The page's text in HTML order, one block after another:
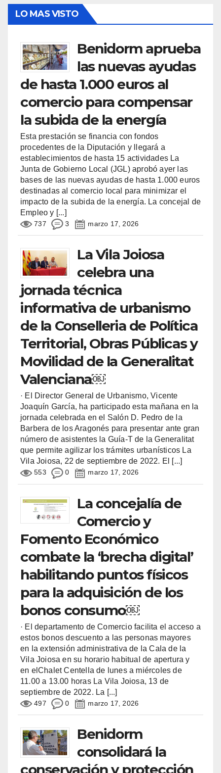
LO MAS VISTO
Benidorm aprueba
las nuevas ayudas
de hasta 1.000 euros al
comercio para compensar
la subida de la energía
Esta prestación se financia con fondos
procedentes de la Diputación y llegará a
establecimientos de hasta 15 actividades La
Junta de Gobierno Local (JGL) aprobó ayer las
bases de las nuevas ayudas de hasta 1.000 euros
destinadas al comercio local para minimizar el
impacto de la subida de la energía. La concejal de
Empleo y [...]
737 3 marzo 17, 2026
La Vila Joiosa
celebra una
jornada técnica
informativa de urbanismo
de la Conselleria de Política
Territorial, Obras Públicas y
Movilidad de la Generalitat
Valenciana￼
· El Director General de Urbanismo, Vicente
Joaquín García, ha participado esta mañana en la
jornada celebrada en el Salón D. Pedro de la
Barbera de los Aragonés para presentar ante gran
número de asistentes la Guía-T de la Generalitat
que permite agilizar los trámites urbanísticos La
Vila Joiosa, 22 de septiembre de 2022. El
[...]
553 0 marzo 17, 2026
La concejalía de
Comercio y
Fomento Económico
combate la ‘brecha digital’
habilitando puntos físicos
para la adquisición de los
bonos consumo￼
· El departamento de Comercio facilita el acceso a
estos bonos descuento a las personas mayores
en la extensión administrativa de la Cala de la
Vila Joiosa en su horario habitual de apertura y
en elChalet Centella de lunes a miércoles de
11.00 a 13.00 horas La Vila Joiosa, 13 de
septiembre de 2022. La [...]
497 0 marzo 17, 2026
Benidorm
consolidará la
conservación y protección